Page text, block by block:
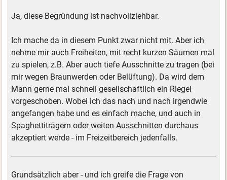
Ja, diese Begründung ist nachvollziehbar.
Ich mache da in diesem Punkt zwar nicht mit. Aber ich
nehme mir auch Freiheiten, mit recht kurzen Säumen mal
zu spielen, z.B. Aber auch tiefe Ausschnitte zu tragen (bei
mir wegen Braunwerden oder Belüftung). Da wird dem
Mann gerne mal schnell gesellschaftlich ein Riegel
vorgeschoben. Wobei ich das nach und nach irgendwie
angefangen habe und es einfach mache, und auch in
Spaghettiträgern oder weiten Ausschnitten durchaus
akzeptiert werde - im Freizeitbereich jedenfalls.
Grundsätzlich aber - und ich greife die Frage von